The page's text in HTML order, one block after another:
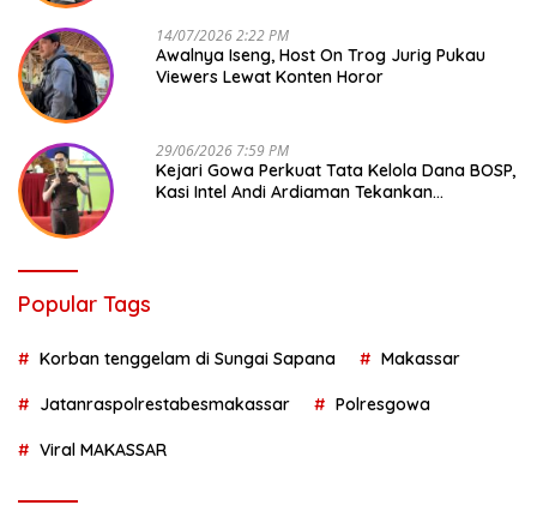
14/07/2026 2:22 PM
Awalnya Iseng, Host On Trog Jurig Pukau
Viewers Lewat Konten Horor
29/06/2026 7:59 PM
Kejari Gowa Perkuat Tata Kelola Dana BOSP,
Kasi Intel Andi Ardiaman Tekankan
Popular Tags
Korban tenggelam di Sungai Sapana Makassar
Jatanraspolrestabesmakassar Polresgowa
Viral MAKASSAR